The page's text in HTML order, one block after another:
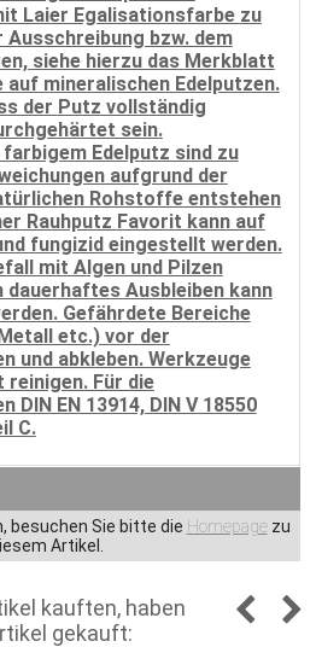
Laier Egalisationsfarbe zu
Ausschreibung bzw. dem
siehe hierzu das Merkblatt
mineralischen Edelputzen.
der Putz vollständig
sein.
Edelputz sind zu
aufgrund der
Rohstoffe entstehen
Rauhputz Favorit kann auf
fungizid eingestellt werden.
mit Algen und Pilzen
Ausbleiben kann
Gefährdete Bereiche
etc.) vor der
und abkleben. Werkzeuge
reinigen. Für die
EN 13914, DIN V 18550
C.
besuchen Sie bitte die Homepagezu
Artikel.
kauften, haben
gekauft: